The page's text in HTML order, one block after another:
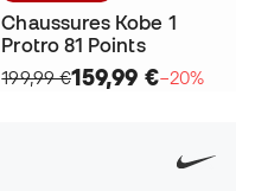
Chaussures Kobe 1
Protro 81 Points
199,99 €159,99 €−20%